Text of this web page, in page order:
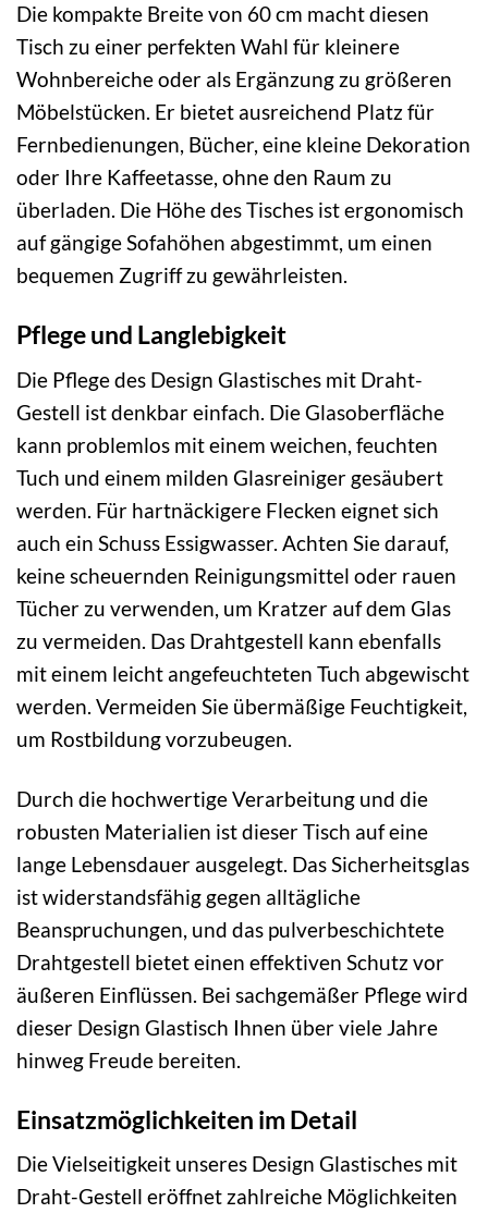
Die kompakte Breite von 60 cm macht diesen
Tisch zu einer perfekten Wahl für kleinere
Wohnbereiche oder als Ergänzung zu größeren
Möbelstücken. Er bietet ausreichend Platz für
Fernbedienungen, Bücher, eine kleine Dekoration
oder Ihre Kaffeetasse, ohne den Raum zu
überladen. Die Höhe des Tisches ist ergonomisch
auf gängige Sofahöhen abgestimmt, um einen
bequemen Zugriff zu gewährleisten.
Pflege und Langlebigkeit
Die Pflege des Design Glastisches mit Draht-
Gestell ist denkbar einfach. Die Glasoberfläche
kann problemlos mit einem weichen, feuchten
Tuch und einem milden Glasreiniger gesäubert
werden. Für hartnäckigere Flecken eignet sich
auch ein Schuss Essigwasser. Achten Sie darauf,
keine scheuernden Reinigungsmittel oder rauen
Tücher zu verwenden, um Kratzer auf dem Glas
zu vermeiden. Das Drahtgestell kann ebenfalls
mit einem leicht angefeuchteten Tuch abgewischt
werden. Vermeiden Sie übermäßige Feuchtigkeit,
um Rostbildung vorzubeugen.
Durch die hochwertige Verarbeitung und die
robusten Materialien ist dieser Tisch auf eine
lange Lebensdauer ausgelegt. Das Sicherheitsglas
ist widerstandsfähig gegen alltägliche
Beanspruchungen, und das pulverbeschichtete
Drahtgestell bietet einen effektiven Schutz vor
äußeren Einflüssen. Bei sachgemäßer Pflege wird
dieser Design Glastisch Ihnen über viele Jahre
hinweg Freude bereiten.
Einsatzmöglichkeiten im Detail
Die Vielseitigkeit unseres Design Glastisches mit
Draht-Gestell eröffnet zahlreiche Möglichkeiten